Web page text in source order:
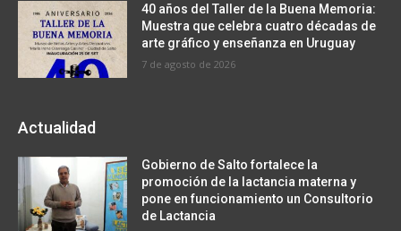
40 años del Taller de la Buena Memoria:
Muestra que celebra cuatro décadas de
arte gráfico y enseñanza en Uruguay
7 de agosto de 2026
Actualidad
Gobierno de Salto fortalece la
promoción de la lactancia materna y
pone en funcionamiento un Consultorio
de Lactancia